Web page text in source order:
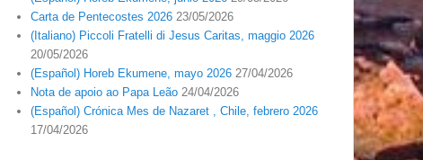
Carta de Pentecostes 2026 23/05/2026
(Italiano) Piccoli Fratelli di Jesus Caritas, maggio 2026
20/05/2026
(Español) Horeb Ekumene, mayo 2026 27/04/2026
Nota de apoio ao Papa Leão 24/04/2026
(Español) Crónica Mes de Nazaret , Chile, febrero 2026
17/04/2026